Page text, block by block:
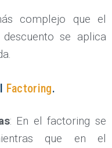
complejo que el
se aplica
Factoring.
: En el factoring se
que en el